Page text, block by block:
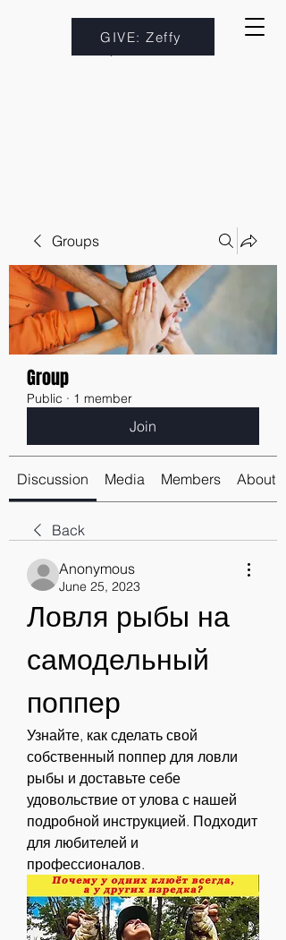
GIVE: Zeffy
Groups
Group
Public · 1 member
Join
Discussion Media Members About
Back
Anonymous
June 25, 2023
Ловля рыбы на
самодельный
поппер
Узнайте, как сделать свой
собственный поппер для ловли
рыбы и доставьте себе
удовольствие от улова с нашей
подробной инструкцией. Подходит
для любителей и
профессионалов.